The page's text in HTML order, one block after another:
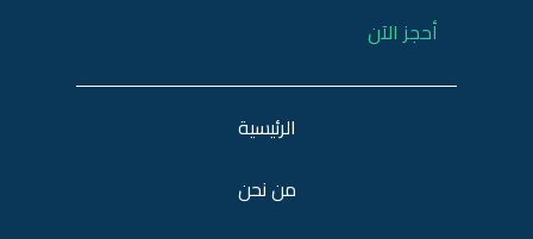
أحجز الآن
الرئيسية
من نحن